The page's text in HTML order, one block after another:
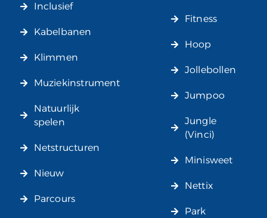
Inclusief
Kabelbanen
Klimmen
Muziekinstrument
Natuurlijk
spelen
Netstructuren
Nieuw
Parcours
Fitness
Hoop
Jollebollen
Jumpoo
Jungle
(Vinci)
Minisweet
Nettix
Park